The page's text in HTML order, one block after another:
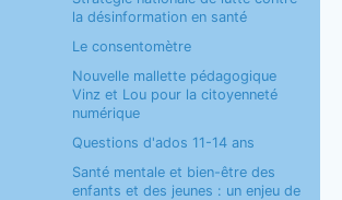
la désinformation en santé
Le consentomètre
Nouvelle mallette pédagogique
Vinz et Lou pour la citoyenneté
numérique
Questions d'ados 11-14 ans
Santé mentale et bien-être des
enfants et des jeunes : un enjeu de